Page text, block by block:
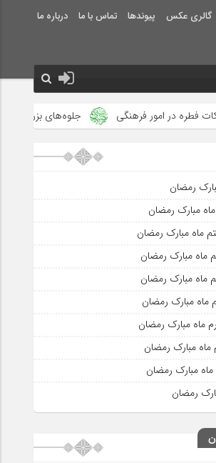
گالری عکس پیوندها تماس با ما درباره ما
فرهنگی جلوه‌های بزرگ نصرت الهی در ماه
رمضان
مبارک رمضان
ماه مبارک رمضان
ماه مبارک رمضان
مبارک رمضان
ماه مبارک رمضان
ماه مبارک رمضان
مبارک رمضان
مبارک رمضان
رمضان